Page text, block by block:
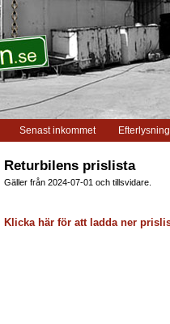
Senast inkommet Efterlysning
Returbilens prislista
Gäller från 2024-07-01 och tillsvidare.
Klicka här för att ladda ner